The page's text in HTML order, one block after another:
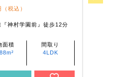
（税込）
『神村学園前』徒歩12分
面積
間取り
4LDK